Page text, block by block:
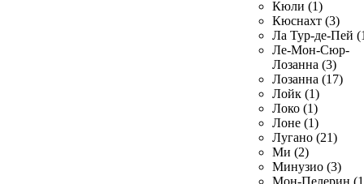
Кюли (1)
Кюснахт (3)
Ла Тур-де-Пей
Ле-Мон-Сюр-
Лозанна (3)
Лозанна (17)
Лойк (1)
Локо (1)
Лоне (1)
Лугано (21)
Ми (2)
Минузио (3)
Мон-Пелерин